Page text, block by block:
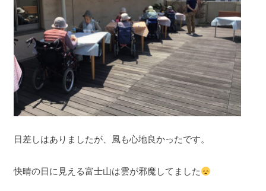
日差しはありましたが、風も心地良かったです。
快晴の日に見える富士山は雲が邪魔してました